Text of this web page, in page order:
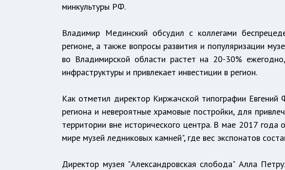
минкультуры РФ.
Владимир Мединский обсудил с коллегами
регионе, а также вопросы развития и популяризации
во Владимирской области растет на 20-30%
инфраструктуры и привлекает инвестиции в регион.
Как отметил директор Киржачской типографии
региона и невероятные храмовые постройки, для
территории вне исторического центра. В мае 2017
мире музей ледниковых камней", где вес экспонатов
Директор музея "Александровская слобода" Алла